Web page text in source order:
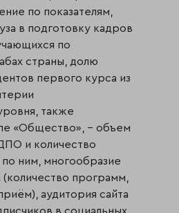
по показателям,
в подготовку кадров
по
страны, долю
первого курса из
также
«Общество», – объем
и количество
ним, многообразие
(количество программ,
аудитория сайта